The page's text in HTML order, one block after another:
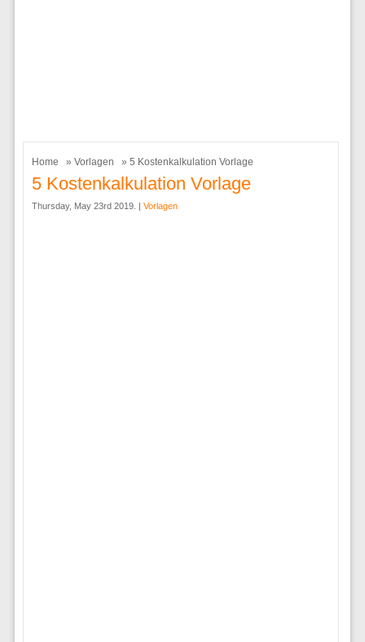
Home » Vorlagen » 5 Kostenkalkulation Vorlage
5 Kostenkalkulation Vorlage
Thursday, May 23rd 2019. | Vorlagen